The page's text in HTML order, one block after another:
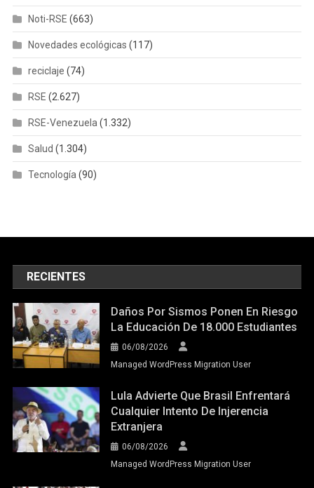
Noti-RSE (663)
Novedades ecológicas (117)
reciclaje (74)
RSE (2.627)
RSE-Venezuela(1.332)
Salud (1.304)
Tecnología(90)
RECIENTES
Daños Por Sismos Ponen En Riesgo
La Educación De 18.000 Estudiantes
06/08/2026
Managed WordPress Migration User
Lula Advierte Que Brasil Enfrentará
Cualquier Intento De Injerencia
Extranjera
06/08/2026
Managed WordPress Migration User